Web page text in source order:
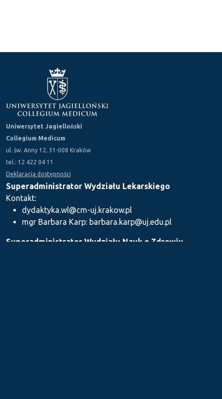
Uniwersytet Jagielloński
Collegium Medicum
ul. św. Anny 12, 31-008 Kraków
tel.: 12 422 04 11
Deklaracja dostępności
Superadministrator Wydziału Lekarskiego
Kontakt:
dydaktyka.wl@cm-uj.krakow.pl
mgr Barbara Karp: barbara.karp@uj.edu.pl
Superadministrator Wydziału Nauk o Zdrowiu